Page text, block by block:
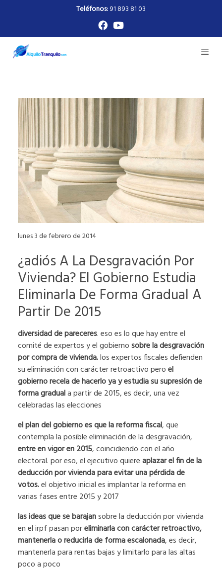
Teléfonos:91 893 81 03
lunes 3 de febrero de 2014
¿adiós A La Desgravación Por
Vivienda? El Gobierno Estudia
Eliminarla De Forma Gradual A
Partir De 2015
diversidad de pareceres. eso es lo que hay entre el
comité de expertos y el gobiernosobre la desgravación
por compra de vivienda.los expertos fiscales defienden
su eliminación con carácter retroactivo peroel
gobierno recela de hacerlo ya y estudia su supresión de
forma graduala partir de 2015, es decir, una vez
celebradas las elecciones
el plan del gobierno es que la reforma fiscal, que
contempla la posible eliminación de la desgravación,
entre en vigor en 2015, coincidiendo con el año
electoral. por eso, el ejecutivo quiereaplazar el fin de la
deducción por vivienda para evitar una pérdida de
votos.el objetivo inicial es implantar la reforma en
varias fases entre 2015 y 2017
las ideas que se barajansobre la deducción por vivienda
en el irpf pasan poreliminarla con carácter retroactivo,
mantenerla o reducirla de forma escalonada, es decir,
mantenerla para rentas bajas y limitarlo para las altas
poco a poco